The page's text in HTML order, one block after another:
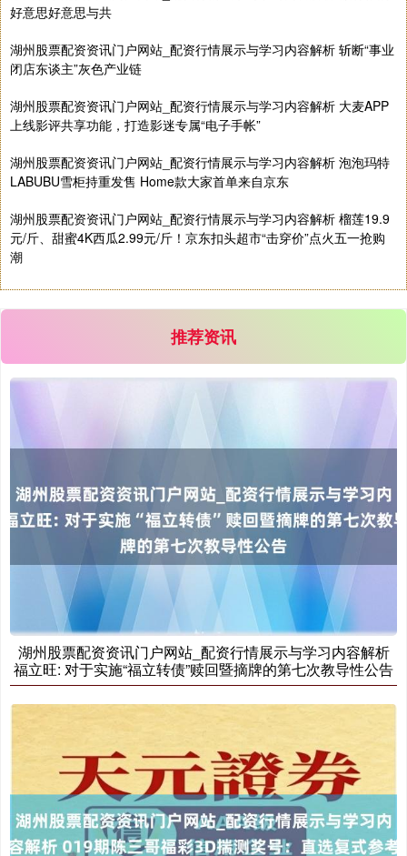
基金指数 7231.43 +17.87 +0.25%
国债指数 229.60 -0.00 0.00%
+2.60%
上证综指 3878.43 +56.15 +1.47%
深证成指 14144.20 +258.49 +1.86%
好意思好意思与共
湖州股票配资资讯门户网站_配资行情展示与学习内容解析 斩断“事业
闭店东谈主”灰色产业链
湖州股票配资资讯门户网站_配资行情展示与学习内容解析 大麦APP
上线影评共享功能，打造影迷专属“电子手帐”
湖州股票配资资讯门户网站_配资行情展示与学习内容解析 泡泡玛特
LABUBU雪柜持重发售 Home款大家首单来自京东
湖州股票配资资讯门户网站_配资行情展示与学习内容解析 榴莲19.9
元/斤、甜蜜4K西瓜2.99元/斤！京东扣头超市“击穿价”点火五一抢购
潮
推荐资讯
湖州股票配资资讯门户网站_配资行情展示与学习内容解析
福立旺: 对于实施“福立转债”赎回暨摘牌的第七次教导性公告